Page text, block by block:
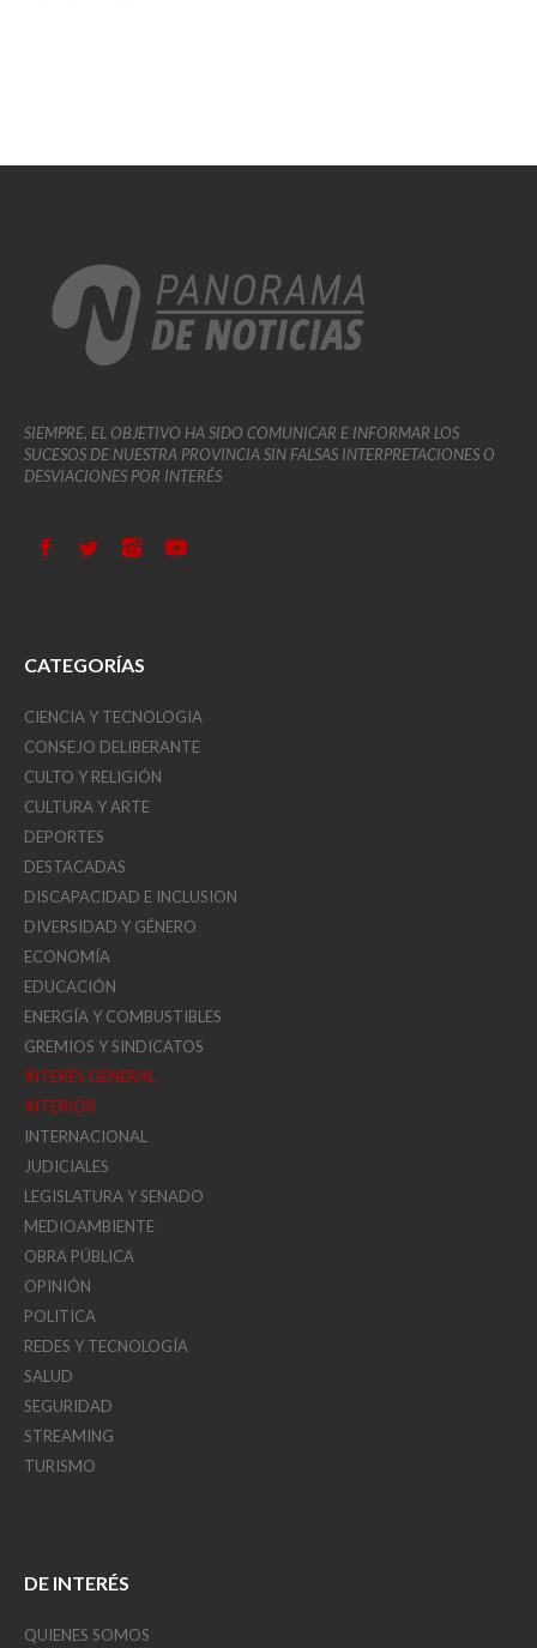
SIEMPRE, EL OBJETIVO HA SIDO COMUNICAR E INFORMAR LOS
SUCESOS DE NUESTRA PROVINCIA SIN FALSAS INTERPRETACIONES O
DESVIACIONES POR INTERÉS
CATEGORÍAS
CIENCIA Y TECNOLOGIA
CONSEJO DELIBERANTE
CULTO Y RELIGIÓN
CULTURA Y ARTE
DEPORTES
DESTACADAS
DISCAPACIDAD E INCLUSION
DIVERSIDAD Y GÉNERO
ECONOMÍA
EDUCACIÓN
ENERGÍA Y COMBUSTIBLES
GREMIOS Y SINDICATOS
INTERÉS GENERAL
INTERIOR
INTERNACIONAL
JUDICIALES
LEGISLATURA Y SENADO
MEDIOAMBIENTE
OBRA PÚBLICA
OPINIÓN
POLITICA
REDES Y TECNOLOGÍA
SALUD
SEGURIDAD
STREAMING
TURISMO
DE INTERÉS
QUIENES SOMOS